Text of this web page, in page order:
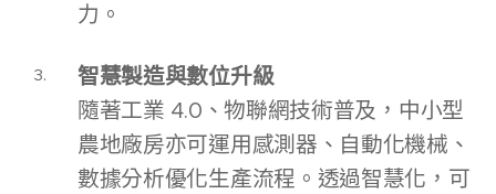
力。
智慧製造與數位升級
隨著工業 4.0、物聯網技術普及，中小型
農地廠房亦可運用感測器、自動化機械、
數據分析優化生產流程。透過智慧化，可